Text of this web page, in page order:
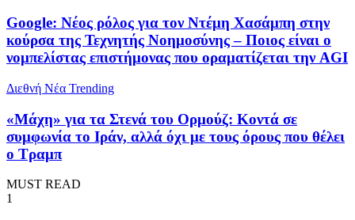
Google: Νέος ρόλος για τον Ντέμη Χασάμπη στην
κούρσα της Τεχνητής Νοημοσύνης – Ποιος είναι ο
νομπελίστας επιστήμονας που οραματίζεται την AGI
Διεθνή Νέα Trending
«Μάχη» για τα Στενά του Ορμούζ: Κοντά σε
συμφωνία το Ιράν, αλλά όχι με τους όρους που θέλει
ο Τραμπ
MUST READ
1